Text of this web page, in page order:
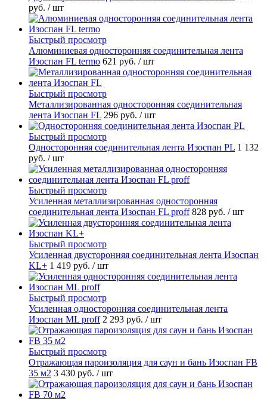
руб. / шт
Быстрый просмотр
Алюминиевая односторонняя соединительная лента
Изоспан FL termo 621 руб. / шт
Быстрый просмотр
Металлизированная односторонняя соединительная
лента Изоспан FL 296 руб. / шт
Быстрый просмотр
Односторонняя соединительная лента Изоспан PL 1 132
руб. / шт
Быстрый просмотр
Усиленная металлизированная односторонняя
соединительная лента Изоспан FL proff 828 руб. / шт
Быстрый просмотр
Усиленная двусторонняя соединительная лента Изоспан
KL+ 1 419 руб. / шт
Быстрый просмотр
Усиленная односторонняя соединительная лента
Изоспан ML proff 2 293 руб. / шт
Быстрый просмотр
Отражающая пароизоляция для саун и бань Изоспан FB
35 м2 3 430 руб. / шт